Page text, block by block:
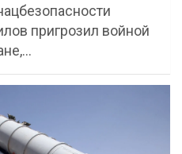
пригрозил войной